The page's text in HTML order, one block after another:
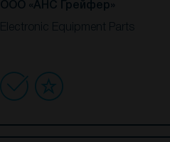
ООО «АНС Грейфер»
Electronic Equipment Parts